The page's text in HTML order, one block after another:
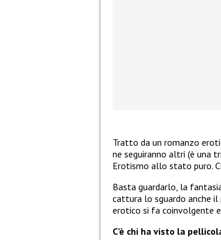
Tratto da un romanzo
ne seguiranno altri (è una
Erotismo allo stato puro.
Basta guardarlo, la
cattura lo sguardo anche
erotico si fa coinvolgente
C’è chi ha visto la